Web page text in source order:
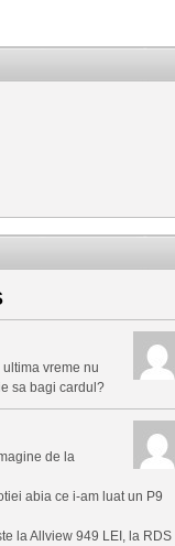
vreme nu
sa bagi cardul?
de la
abia ce i-am luat un P9
la Allview 949 LEI, la RDS